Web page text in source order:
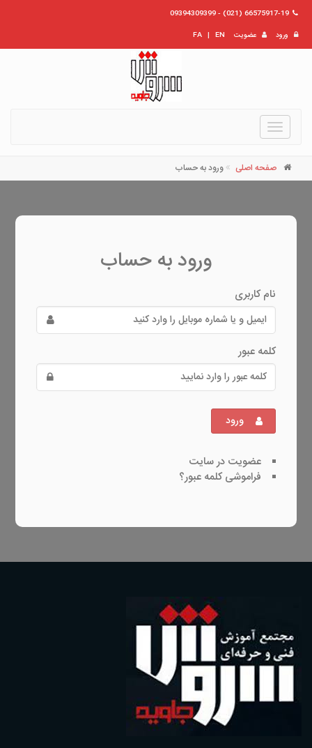
66575917-19 (021) - 09394309399
ورود
عضویت EN
|
FA
Toggle
navigation
صفحه اصلی ورود به حساب
ورود به حساب
نام کاربری
کلمه عبور
ورود
عضویت در سایت
فراموشی کلمه عبور؟